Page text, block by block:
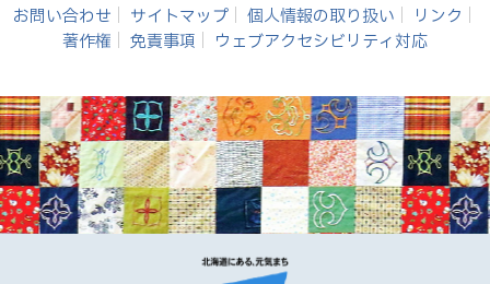
お問い合わせ サイトマップ 個人情報の取り扱い
リンク
著作権
免責事項 ウェブアクセシビリティ対応